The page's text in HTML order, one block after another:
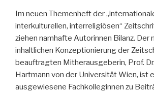
Im neuen Themenheft der
interkulturellen, interreligiösen“
ziehen namhafte Autorinnen Bilanz. Der
inhaltlichen Konzeptionierung der
beauftragten Mitherausgeberin, Prof.
Hartmann von der Universität Wien, ist
ausgewiesene Fachkolleginnen zu